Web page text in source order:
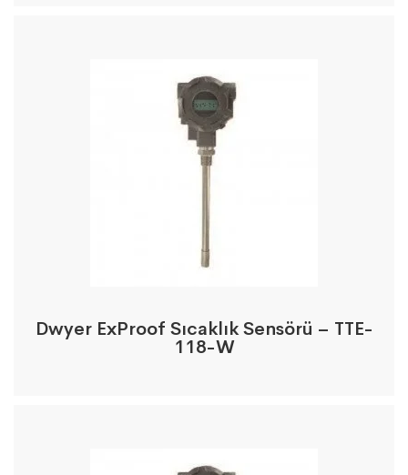
Dwyer ExProof Sıcaklık Sensörü – TTE-
118-W